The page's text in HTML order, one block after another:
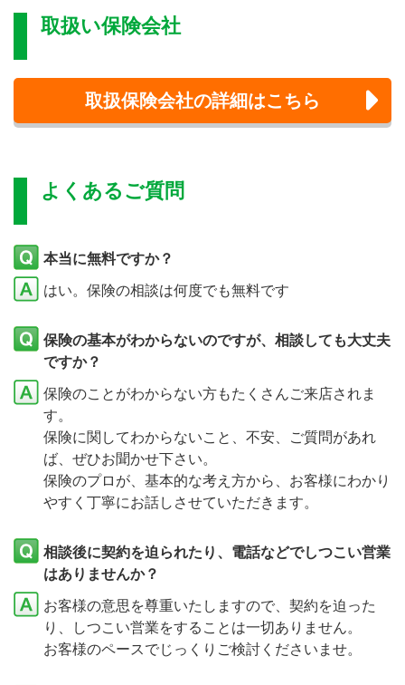
取扱い保険会社
取扱保険会社の詳細はこちら
よくあるご質問
本当に無料ですか？
はい。保険の相談は何度でも無料です
保険の基本がわからないのですが、相談しても大丈夫
ですか？
保険のことがわからない方もたくさんご来店されま
す。
保険に関してわからないこと、不安、ご質問があれ
ば、ぜひお聞かせ下さい。
保険のプロが、基本的な考え方から、お客様にわかり
やすく丁寧にお話しさせていただきます。
相談後に契約を迫られたり、電話などでしつこい営業
はありませんか？
お客様の意思を尊重いたしますので、契約を迫った
り、しつこい営業をすることは一切ありません。
お客様のペースでじっくりご検討くださいませ。